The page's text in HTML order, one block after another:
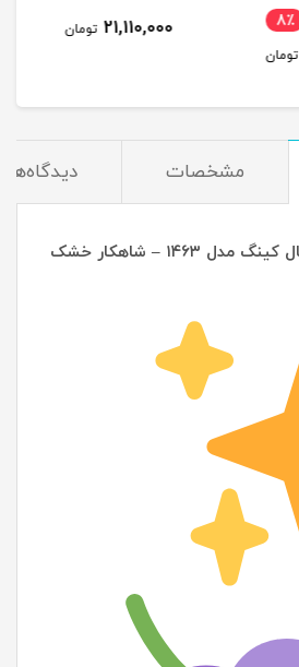
8٪
تومان
21,110,000 تومان
مشخصات دیدگاه‌ها
میوه خشک کن رویال کینگ مدل ۱۴۶۳ – شاهکار خشک